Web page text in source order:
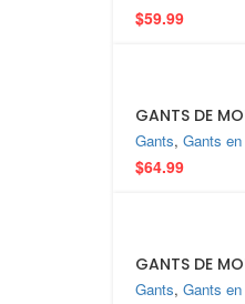
$59.99
GANTS DE
Gants, Gants
$64.99
GANTS DE
Gants, Gants